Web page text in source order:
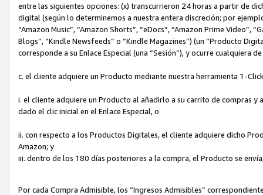
entre las siguientes opciones: (x) transcurrieron 24 horas a partir de
digital (según lo determinemos a nuestra entera discreción; por
“Amazon Music”, “Amazon Shorts”, “eDocs”, “Amazon Prime Video”,
Blogs”, “Kindle Newsfeeds” o “Kindle Magazines”) (un “Producto
corresponde a su Enlace Especial (una “Sesión”), y ocurre cualquiera
c. el cliente adquiere un Producto mediante nuestra herramienta 1-
i. el cliente adquiere un Producto al añadirlo a su carrito de compras
dado el clic inicial en el Enlace Especial, o
ii. con respecto a los Productos Digitales, el cliente adquiere dicho
Amazon; y
iii. dentro de los 180 días posteriores a la compra, el Producto se
Por cada Compra Admisible, los “Ingresos Admisibles”